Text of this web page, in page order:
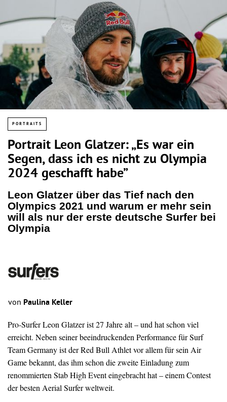
PORTRAITS
Portrait Leon Glatzer: „Es war ein
Segen, dass ich es nicht zu Olympia
2024 geschafft habe”
Leon Glatzer über das Tief nach den
Olympics 2021 und warum er mehr sein
will als nur der erste deutsche Surfer bei
Olympia
von Paulina Keller
Pro-Surfer Leon Glatzer ist 27 Jahre alt – und hat schon viel
erreicht. Neben seiner beeindruckenden Performance für Surf
Team Germany ist der Red Bull Athlet vor allem für sein Air
Game bekannt, das ihm schon die zweite Einladung zum
renommierten Stab High Event eingebracht hat – einem Contest
der besten Aerial Surfer weltweit.